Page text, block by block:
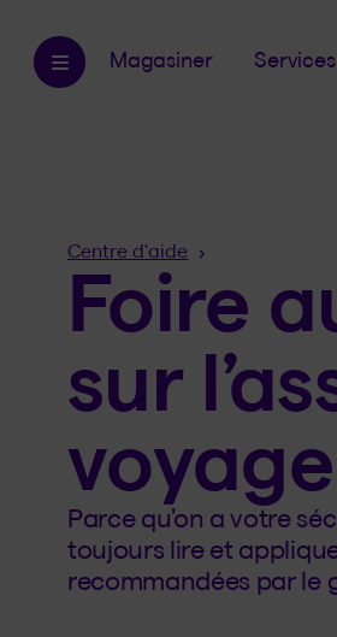
Magasiner
Fil
d'Ariane
Centre d'aide
Foire
sur
voyage
Parce qu’on a votre
toujours lire et
recommandées par le